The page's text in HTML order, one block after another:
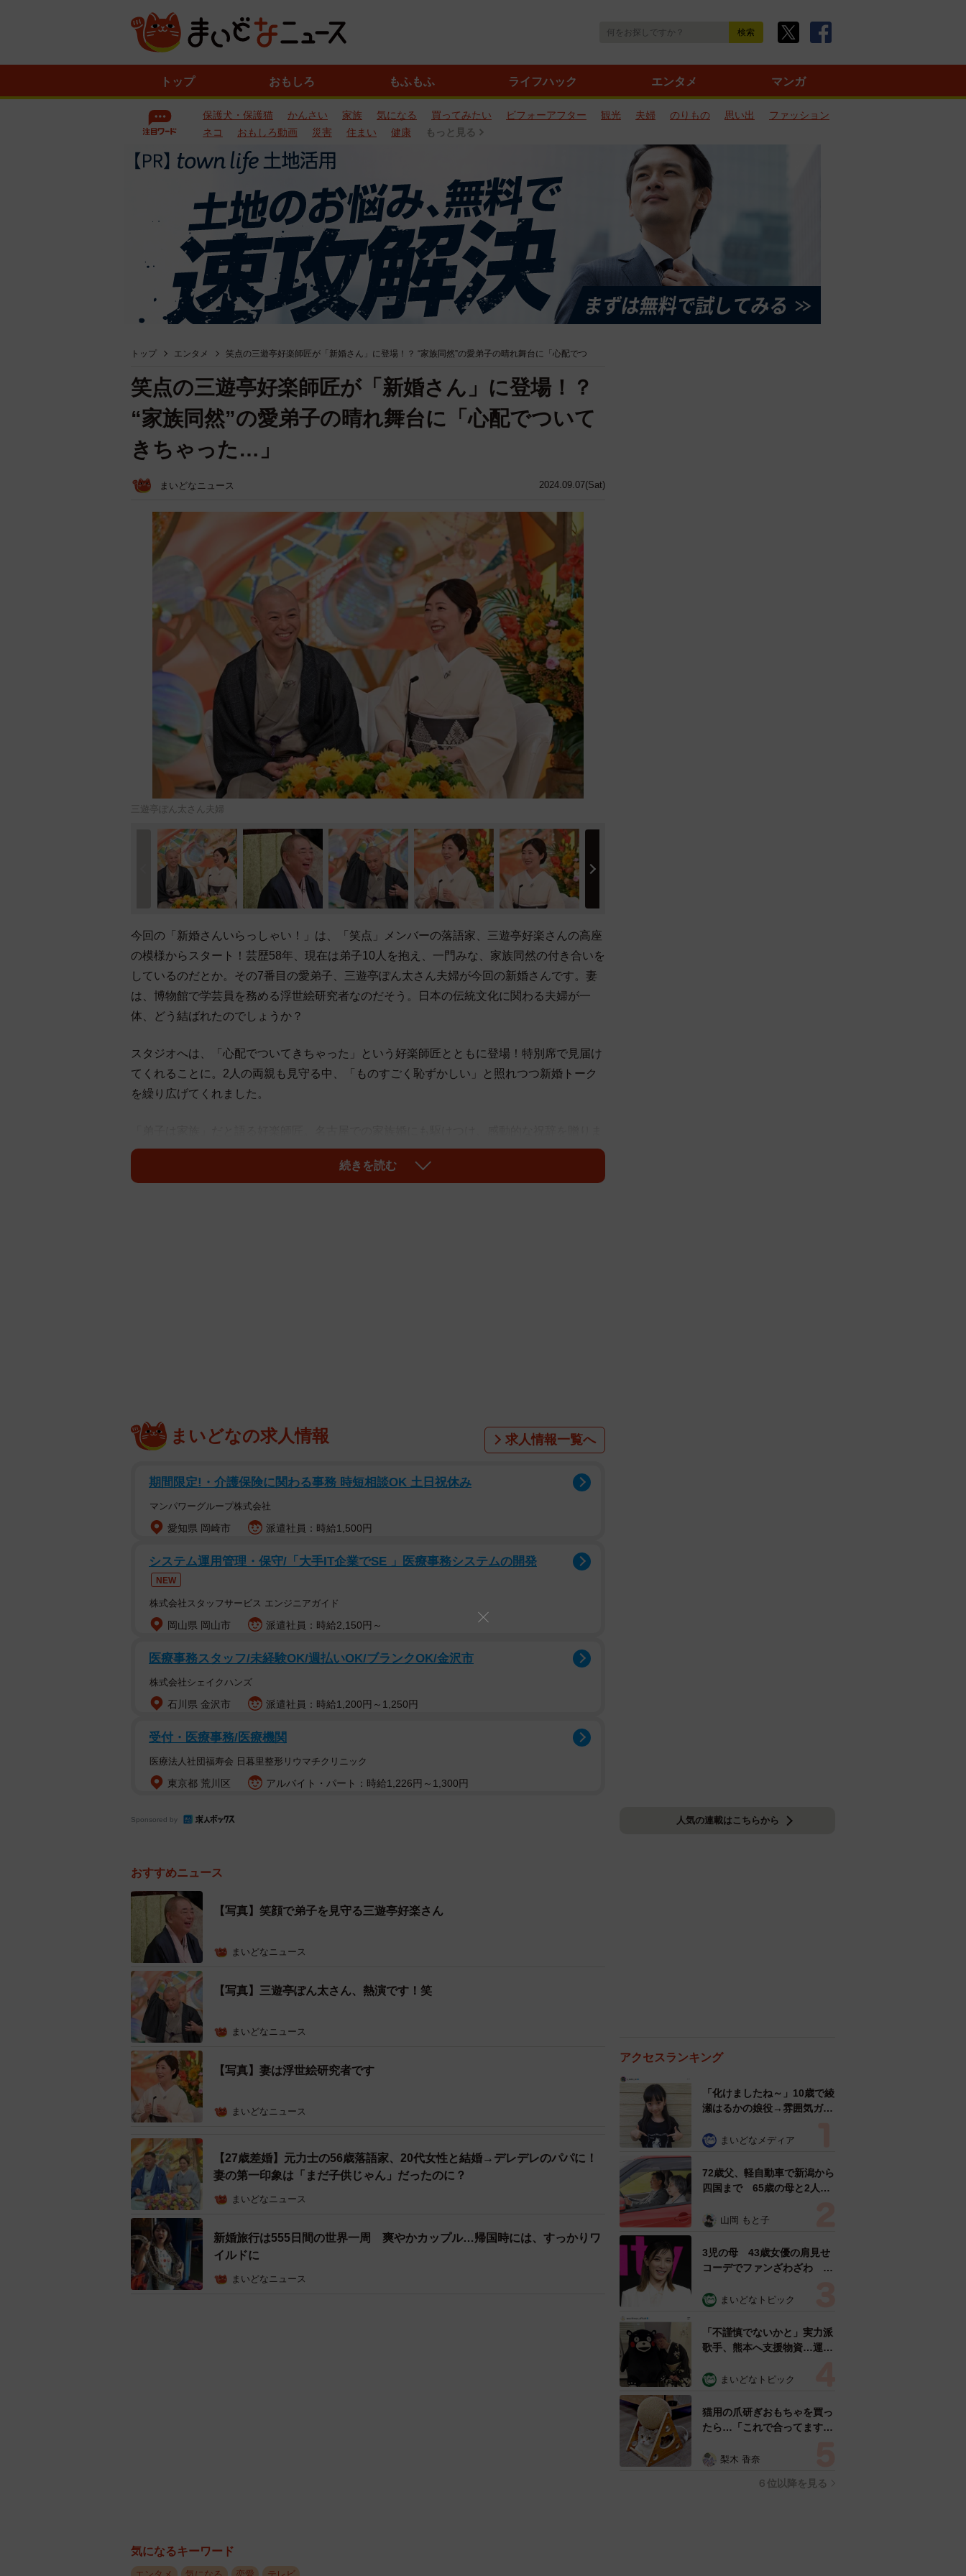
トップ おもしろ もふもふ ライフハック エンタメ マンガ
保護犬・保護猫 かんさい 家族 気になる 買ってみたい ビフォーアフター 観光 夫婦 のりもの 思い出
ファッション
ネコ
おもしろ動画 災害 住まい 健康 もっと見る
トップ エンタメ 笑点の三遊亭好楽師匠が「新婚さん」に登場！？ “家族同然”の愛弟子の晴れ舞台に「心配でつ
2024.09.07(Sat)
笑点の三遊亭好楽師匠が「新婚さん」に登場！？
“家族同然”の愛弟子の晴れ舞台に「心配でついて
きちゃった…」
まいどなニュース
三遊亭ぽん太さん夫婦
今回の「新婚さんいらっしゃい！」は、「笑点」メンバーの落語家、三遊亭好楽さんの高座
の模様からスタート！芸歴58年、現在は弟子10人を抱え、一門みな、家族同然の付き合いを
しているのだとか。その7番目の愛弟子、三遊亭ぽん太さん夫婦が今回の新婚さんです。妻
は、博物館で学芸員を務める浮世絵研究者なのだそう。日本の伝統文化に関わる夫婦が一
体、どう結ばれたのでしょうか？
スタジオへは、「心配でついてきちゃった」という好楽師匠とともに登場！特別席で見届け
てくれることに。2人の両親も見守る中、「ものすごく恥ずかしい」と照れつつ新婚トーク
を繰り広げてくれました。
した。その秘蔵映像も大公開します！
続きを読む
まいどなの求人情報 求人情報一覧へ
期間限定!・介護保険に関わる事務 時短相談OK 土日祝休み
マンパワーグループ株式会社
愛知県 岡崎市 派遣社員：時給1,500円
システム運用管理・保守/「大手IT企業でSE 」医療事務システムの開発
NEW
株式会社スタッフサービス エンジニアガイド
岡山県 岡山市 派遣社員：時給2,150円～
医療事務スタッフ/未経験OK/週払いOK/ブランクOK/金沢市
株式会社シェイクハンズ
石川県 金沢市 派遣社員：時給1,200円～1,250円
受付・医療事務/医療機関
医療法人社団福寿会 日暮里整形リウマチクリニック
東京都 荒川区 アルバイト・パート：時給1,226円～1,300円
Sponsored by
おすすめニュース
【写真】笑顔で弟子を見守る三遊亭好楽さん
まいどなニュース
【写真】三遊亭ぽん太さん、熱演です！笑
まいどなニュース
【写真】妻は浮世絵研究者です
まいどなニュース
【27歳差婚】元力士の56歳落語家、20代女性と結婚→デレデレのパパに！
妻の第一印象は「まだ子供じゃん」だったのに？
まいどなニュース
新婚旅行は555日間の世界一周 爽やかカップル…帰国時には、すっかりワ
イルドに
まいどなニュース
気になるキーワード
人気の連載はこちらから
アクセスランキング
「化けましたね～」10歳で綾
瀬はるかの娘役→雰囲気ガラ
雰囲気が」「宝塚に入れそ
まいどなメディア
72歳父、軽自動車で新潟から
四国まで 65歳の母と2人で
憩まで分刻み… 「大学生で
山岡 もと子
3児の母 43歳女優の肩見せ
コーデでファンざわざわ
見」「むっかしからずっと可
まいどなトピック
「不謹慎でないかと」実力派
歌手、熊本へ支援物資…運搬
めらい 「痛いほど伝わる」
まいどなトピック
猫用の爪研ぎおもちゃを買っ
たら…「これで合ってます
響 「100点満点」「かわい
梨木 香奈
６位以降を見る